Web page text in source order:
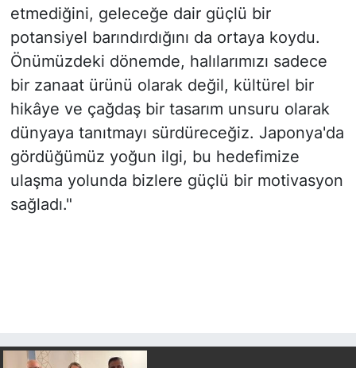
etmediğini, geleceğe dair güçlü bir
potansiyel barındırdığını da ortaya koydu.
Önümüzdeki dönemde, halılarımızı sadece
bir zanaat ürünü olarak değil, kültürel bir
hikâye ve çağdaş bir tasarım unsuru olarak
dünyaya tanıtmayı sürdüreceğiz. Japonya'da
gördüğümüz yoğun ilgi, bu hedefimize
ulaşma yolunda bizlere güçlü bir motivasyon
sağladı."